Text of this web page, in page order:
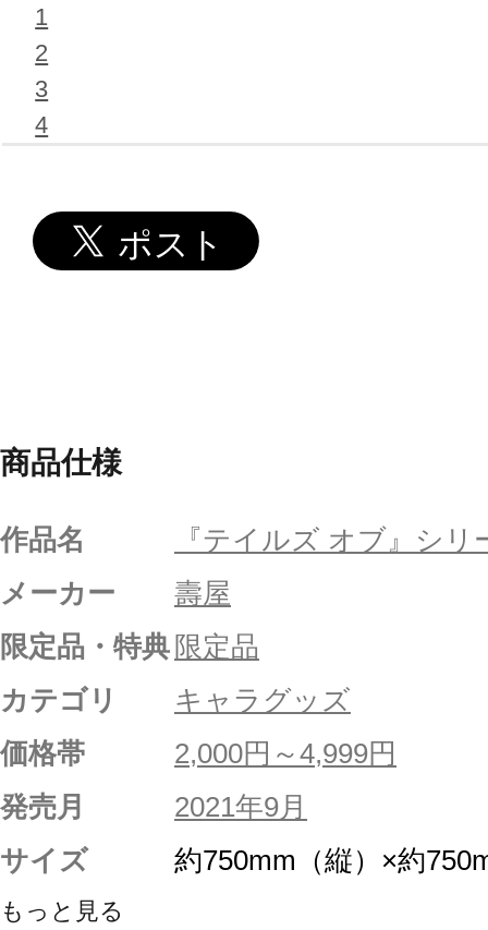
1
2
3
4
商品仕様
作品名
『テイルズ オブ』シリ
メーカー
壽屋
限定品・特典 限定品
カテゴリ
キャラグッズ
価格帯
2,000円～4,999円
発売月
2021年9月
サイズ
約750mm（縦）×約
もっと見る